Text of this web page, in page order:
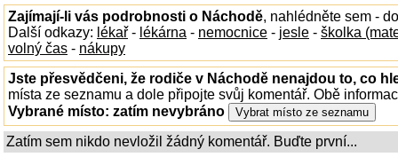
Zajímají-li vás podrobnosti o Náchodě, nahlédněte sem -
Další odkazy: lékař - lékárna - nemocnice - jesle - školka
volný čas - nákupy
Jste přesvědčeni, že rodiče v Náchodě nenajdou to, co
místa ze seznamu a dole připojte svůj komentář. Obě
Vybrané místo: zatím nevybráno
Zatím sem nikdo nevložil žádný komentář. Buďte první...